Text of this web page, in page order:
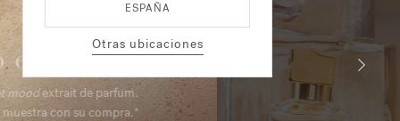
ESPAÑA
Otras ubicaciones
Armario